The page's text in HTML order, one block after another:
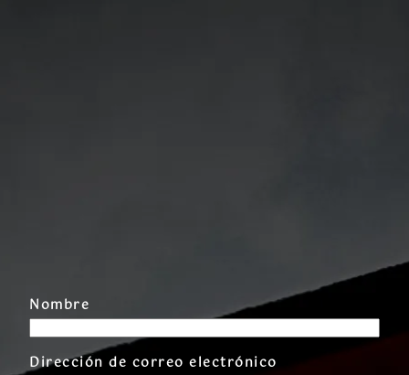
Nombre
Dirección de correo electrónico